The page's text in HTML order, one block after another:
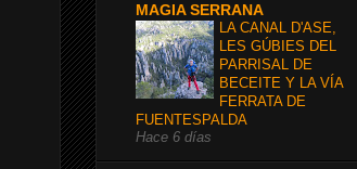
MAGIA SERRANA
LA CANAL D'ASE,
LES GÚBIES DEL
PARRISAL DE
BECEITE Y LA VÍA
FERRATA DE
FUENTESPALDA
Hace 6 días